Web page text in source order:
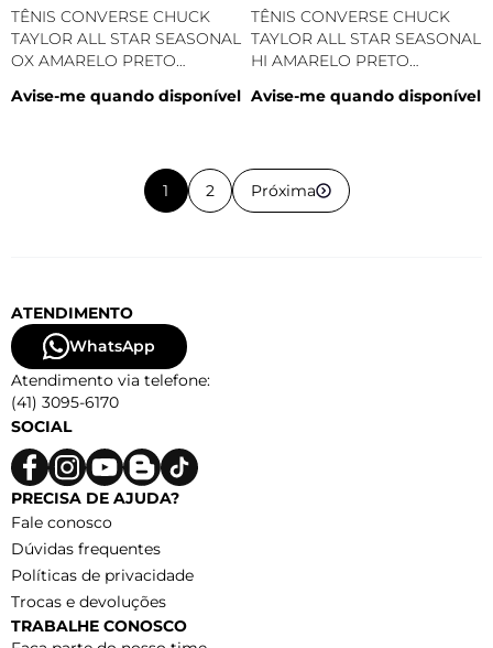
TÊNIS CONVERSE CHUCK
TAYLOR ALL STAR SEASONAL
OX AMARELO PRETO
Avise-me quando disponível
TÊNIS CONVERSE CHUCK
TAYLOR ALL STAR SEASONAL
HI AMARELO PRETO
Avise-me quando disponível
1 2 Próxima
ATENDIMENTO
WhatsApp
Atendimento via telefone:
(41) 3095-6170
SOCIAL
PRECISA DE AJUDA?
Fale conosco
Dúvidas frequentes
Políticas de privacidade
Trocas e devoluções
TRABALHE CONOSCO